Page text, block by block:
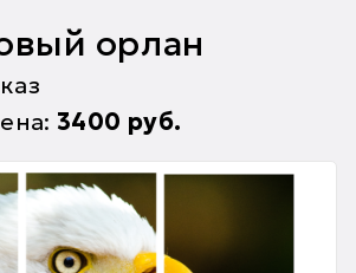
орлан
3400 руб.